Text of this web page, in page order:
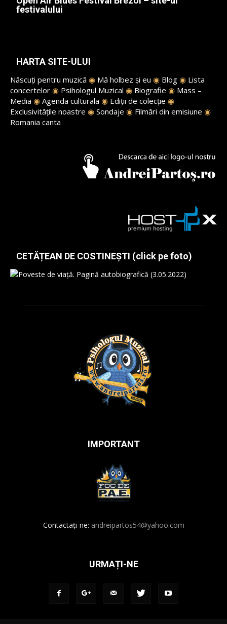
festivalului
HARTA SITE-ULUI
Născuți pentru muzică ◉ Mă holbez și eu ◉ Blog ◉ Lista
concertelor ◉ Psihologul Muzical ◉ Biografie ◉ Mass –
Media ◉ Agenda culturala ◉ Ediții de colecție ◉
Exclusivitățile noastre ◉ Sondaje ◉ Filmări din emisiune ◉
Romania canta
CETĂȚEAN DE COSTINEȘTI (click pe foto)
IMPORTANT
Contactați-ne: andreipartos54@yahoo.com
URMAȚI-NE